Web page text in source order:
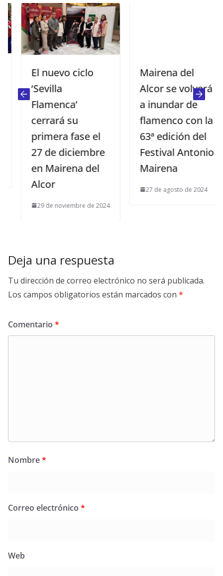
El nuevo ciclo
‘Sevilla
Flamenca’
cerrará su
primera fase el
27 de diciembre
en Mairena del
Alcor
29 de noviembre de 2024
Mairena del
Alcor se volverá
a inundar de
flamenco con la
63ª edición del
Festival Antonio
Mairena
27 de agosto de 2024
Deja una respuesta
Tu dirección de correo electrónico no será publicada.
Los campos obligatorios están marcados con *
Comentario *
Nombre*
Correo electrónico *
Web